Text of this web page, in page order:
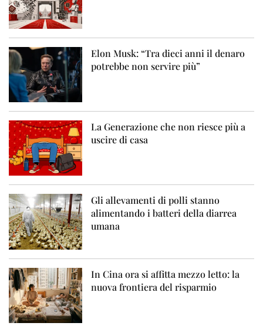
Elon Musk: “Tra dieci anni il denaro
potrebbe non servire più”
La Generazione che non riesce più a
uscire di casa
Gli allevamenti di polli stanno
alimentando i batteri della diarrea
umana
In Cina ora si affitta mezzo letto: la
nuova frontiera del risparmio